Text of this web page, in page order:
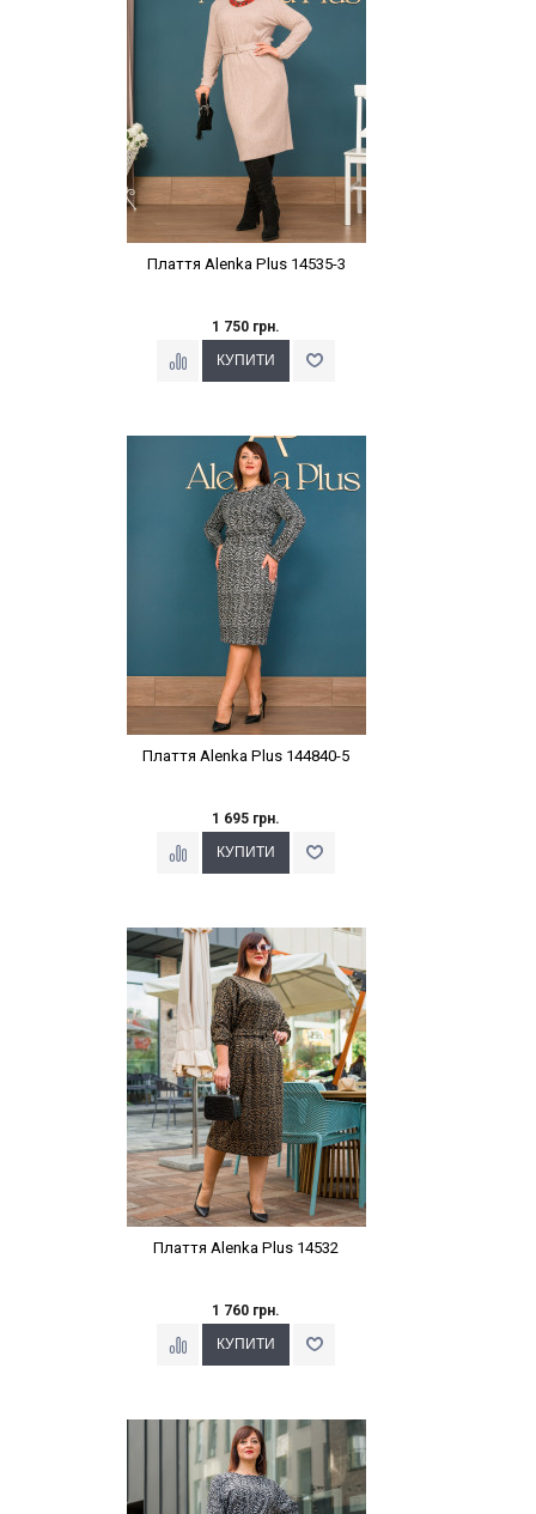
Плаття Alenka Plus 14535-3
1 750 грн.
Наклейки Варіант з %
Плаття Alenka Plus 144840-5
1 695 грн.
Наклейки Варіант з %
Плаття Alenka Plus 14532
1 760 грн.
Наклейки Варіант з %